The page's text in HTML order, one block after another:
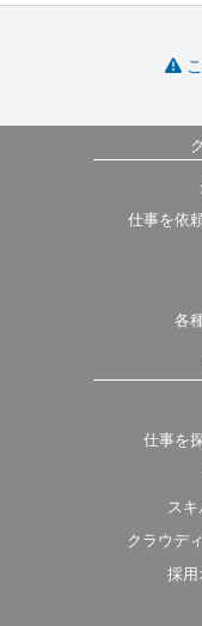
仕事を依
各
仕事を
ス
クラウデ
採用